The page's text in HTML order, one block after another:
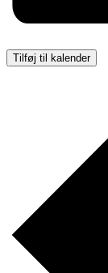
Tilføj til kalender